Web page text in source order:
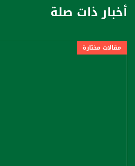
أخبار ذات صلة
مقالات مختارة